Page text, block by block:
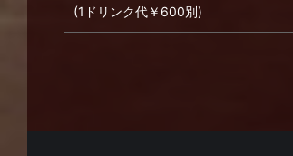
(1ドリンク代￥600別)